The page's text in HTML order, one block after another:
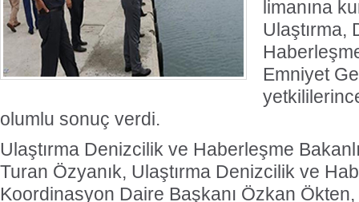
limanına
Ulaştırma,
Emniyet
olumlu sonuç verdi.
Ulaştırma Denizcilik ve Haberleşme
Turan Özyanık, Ulaştırma Denizcilik ve
Koordinasyon Daire Başkanı Özkan